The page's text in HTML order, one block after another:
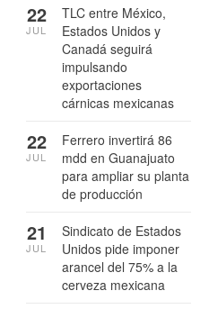
TLC entre México,
Estados Unidos y
Canadá seguirá
impulsando
exportaciones
cárnicas mexicanas
22
JUL
Ferrero invertirá 86
mdd en Guanajuato
para ampliar su planta
de producción
22
JUL
Sindicato de Estados
Unidos pide imponer
arancel del 75% a la
cerveza mexicana
21
JUL